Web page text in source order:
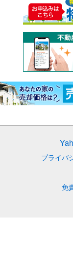
プライバ
免